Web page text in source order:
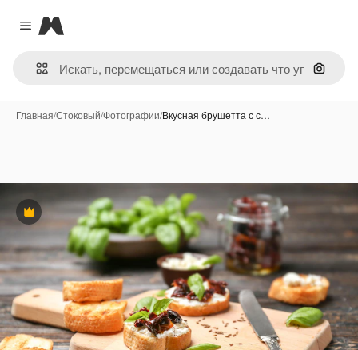
Close menu
Magnific
Поиск
Главная/Стоковый/Фотографии/Вкусная брушетта с с…
Премиум